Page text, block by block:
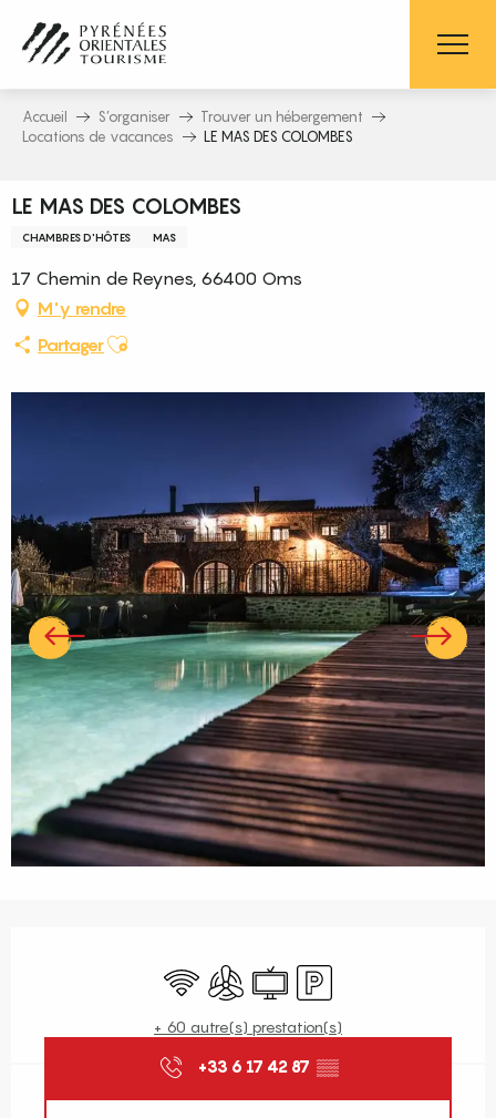
contenu
principal
Accueil S’organiser
Trouver un hébergement
Locations de vacances
LE MAS DES COLOMBES
LE MAS DES COLOMBES
CHAMBRES D'HÔTES MAS
17 Chemin de Reynes, 66400 Oms
M'y rendre
PartagerAjouter aux favoris
WiFi Air conditionné
Télévision
Parking
+ 60 autre(s) prestation(s)
+33 6 17 42 87 ▒▒